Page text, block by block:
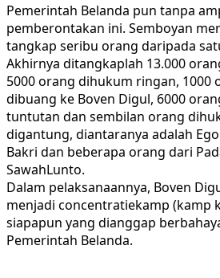
Pemerintah Belanda pun tanpa
pemberontakan ini. Semboyan
tangkap seribu orang daripada
Akhirnya ditangkaplah 13.000
5000 orang dihukum ringan, 1000
dibuang ke Boven Digul, 6000
tuntutan dan sembilan orang
digantung, diantaranya adalah
Bakri dan beberapa orang dari
SawahLunto.
Dalam pelaksanaannya, Boven
menjadi concentratiekamp (kamp
siapapun yang dianggap
Pemerintah Belanda.